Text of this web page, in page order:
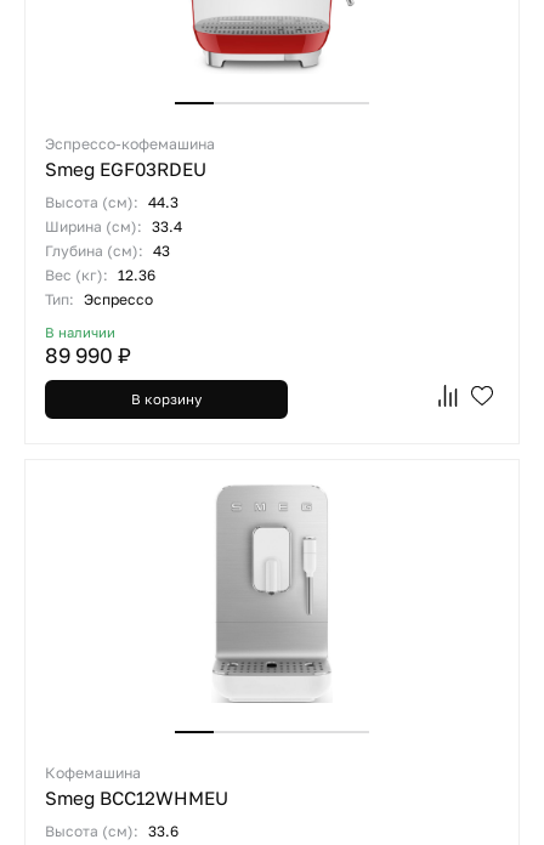
Эспрессо-кофемашина
Smeg EGF03RDEU
Высота (см): 44.3
Ширина (см): 33.4
Глубина (см): 43
Вес (кг): 12.36
Тип: Эспрессо
В наличии
89 990 ₽
В корзину
Кофемашина
Smeg BCC12WHMEU
Высота (см): 33.6